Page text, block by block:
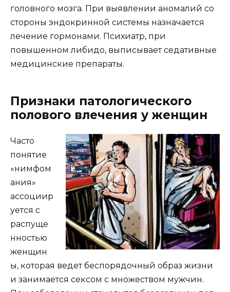
головного мозга. При выявлении аномалий со
стороны эндокринной системы назначается
лечение гормонами. Психиатр, при
повышенном либидо, выписывает седативные
медицинские препараты.
Признаки патологического
полового влечения у женщин
Часто
понятие
«нимфом
ания»
ассоциир
уется с
распуще
нностью
женщин
ы, которая ведет беспорядочный образ жизни
и занимается сексом с множеством мужчин.